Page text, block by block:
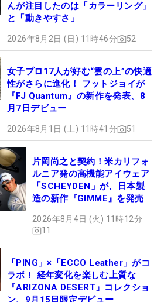
んが注目したのは「カラーリング」
と「動きやすさ」
2026年8月2日 (日) 11時46分 52
女子プロ17人が好む“雲の上”の快適
性がさらに進化！ フットジョイが
『FJ Quantum』の新作を発表、8
月7日デビュー
2026年8月1日 (土) 11時41分 51
片岡尚之と契約！米カリフォ
ルニア発の高機能アイウェア
「SCHEYDEN」が、日本製
造の新作『GIMME』を発売
2026年8月4日 (火) 11時12分
11
「PING」×「ECCO Leather」がコ
ラボ！ 経年変化を楽しむ上質な
『ARIZONA DESERT』コレクショ
ン、9月15日限定デビュー